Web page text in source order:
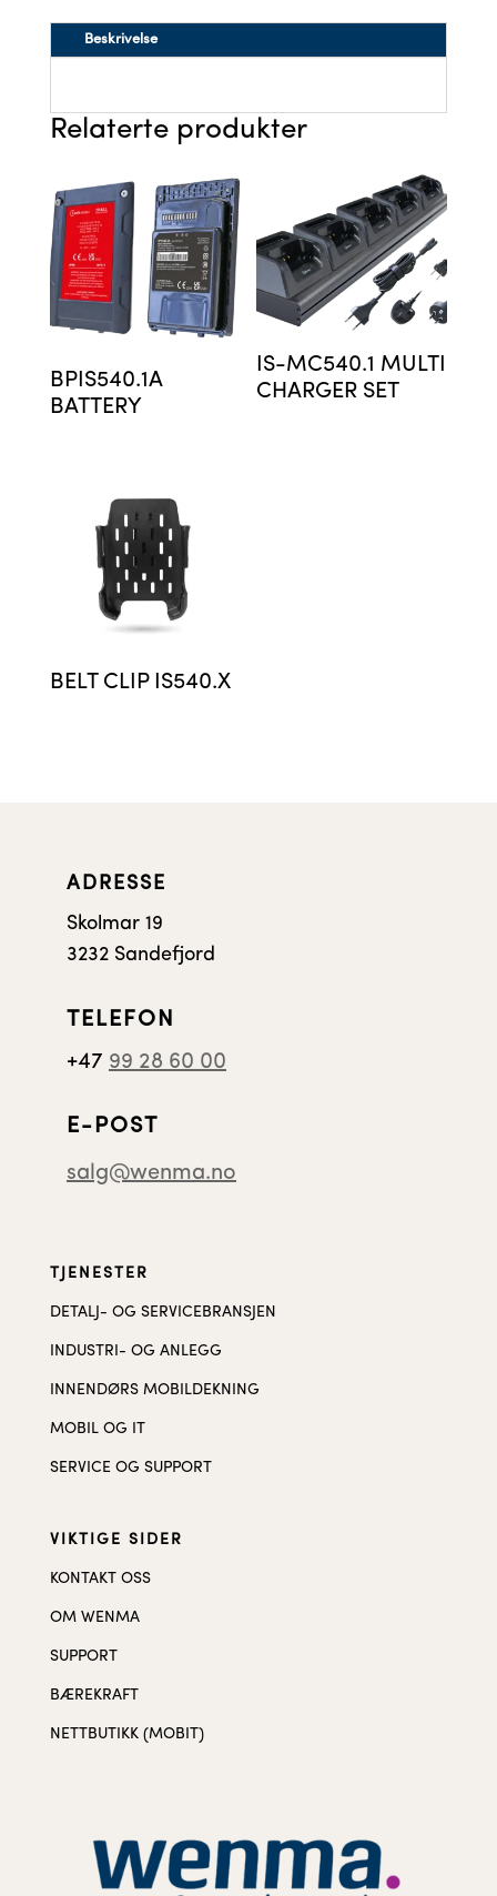
Beskrivelse
Relaterte produkter
BPIS540.1A
BATTERY
IS-MC540.1 MULTI
CHARGER SET
BELT CLIP IS540.X
ADRESSE
Skolmar 19
3232 Sandefjord
TELEFON
+47 99 28 60 00
E-POST
salg@wenma.no
TJENESTER
DETALJ- OG SERVICEBRANSJEN
INDUSTRI- OG ANLEGG
INNENDØRS MOBILDEKNING
MOBIL OG IT
SERVICE OG SUPPORT
VIKTIGE SIDER
KONTAKT OSS
OM WENMA
SUPPORT
BÆREKRAFT
NETTBUTIKK (MOBIT)